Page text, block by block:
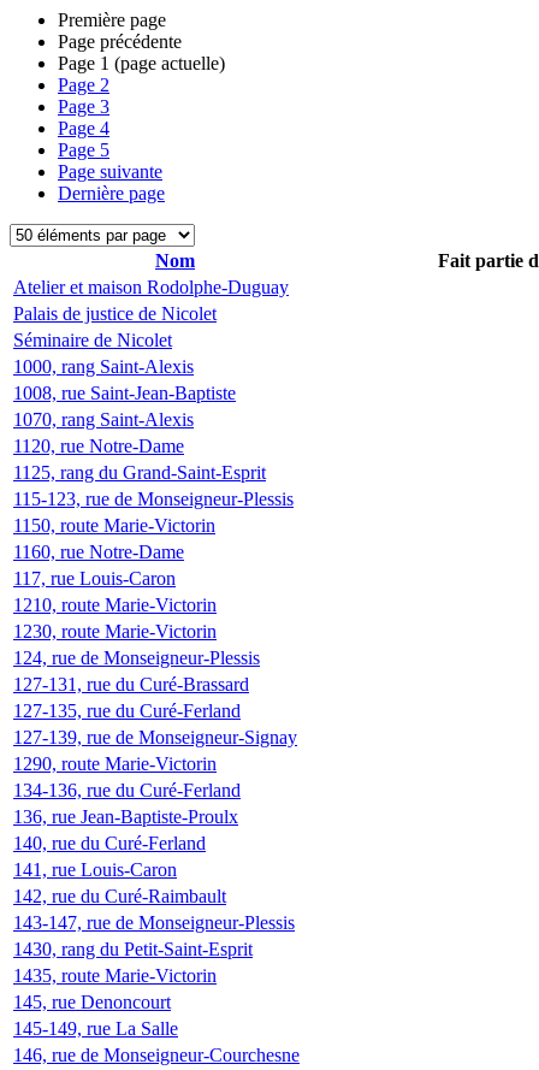
Première page
Page précédente
Page 1 (page actuelle)
Page 2
Page 3
Page 4
Page 5
Page suivante
Dernière page
Nom
Fait partie
Atelier et maison Rodolphe-Duguay
Palais de justice de Nicolet
Séminaire de Nicolet
1000, rang Saint-Alexis
1008, rue Saint-Jean-Baptiste
1070, rang Saint-Alexis
1120, rue Notre-Dame
1125, rang du Grand-Saint-Esprit
115-123, rue de Monseigneur-Plessis
1150, route Marie-Victorin
1160, rue Notre-Dame
117, rue Louis-Caron
1210, route Marie-Victorin
1230, route Marie-Victorin
124, rue de Monseigneur-Plessis
127-131, rue du Curé-Brassard
127-135, rue du Curé-Ferland
127-139, rue de Monseigneur-Signay
1290, route Marie-Victorin
134-136, rue du Curé-Ferland
136, rue Jean-Baptiste-Proulx
140, rue du Curé-Ferland
141, rue Louis-Caron
142, rue du Curé-Raimbault
143-147, rue de Monseigneur-Plessis
1430, rang du Petit-Saint-Esprit
1435, route Marie-Victorin
145, rue Denoncourt
145-149, rue La Salle
146, rue de Monseigneur-Courchesne